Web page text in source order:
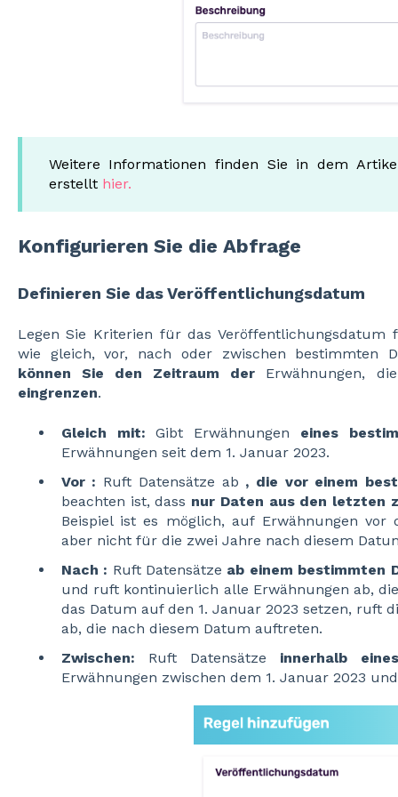
Weitere Informationen finden Sie in dem
erstellthier.
Konfigurieren Sie die Abfrage
Definieren Sie das Veröffentlichungsdatum
Legen Sie Kriterien für das Veröffentlichungsdatum
wie gleich, vor, nach oder zwischen bestimmten
können Sie den Zeitraum der Erwähnungen,
eingrenzen.
Gleich mit: Gibt Erwähnungen eines
Erwähnungen seit dem 1. Januar 2023.
Vor : Ruft Datensätze ab , die vor einem
beachten ist, dass nur Daten aus den letzten
Beispiel ist es möglich, auf Erwähnungen vor
aber nicht für die zwei Jahre nach diesem
Nach : Ruft Datensätze ab einem bestimmten
und ruft kontinuierlich alle Erwähnungen ab,
das Datum auf den 1. Januar 2023 setzen, ruft
ab, die nach diesem Datum auftreten.
Zwischen: Ruft Datensätze innerhalb
Erwähnungen zwischen dem 1. Januar 2023